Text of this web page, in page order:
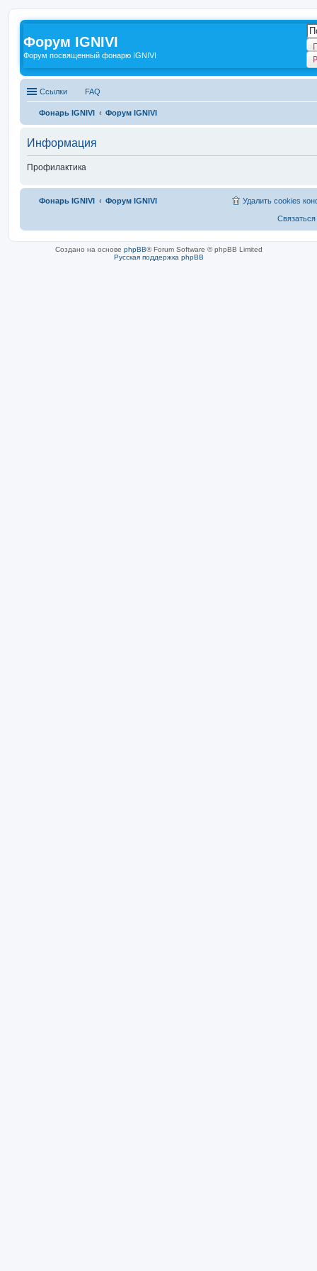
Форум IGNIVI
Форум посвященный фонарю IGNIVI
Ссылки FAQ
Фонарь IGNIVI Форум IGNIVI
Информация
Профилактика
Фонарь IGNIVI Форум IGNIVI Удалить cookies
Создано на основе phpBB® Forum Software © phpBB Limited
Русская поддержка phpBB